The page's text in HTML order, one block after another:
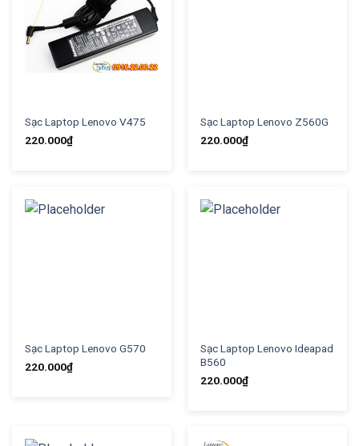
Sạc Laptop Lenovo V475
220.000₫
Sạc Laptop Lenovo Z560G
220.000₫
Sạc Laptop Lenovo G570
220.000₫
Sạc Laptop Lenovo Ideapad
B560
220.000₫